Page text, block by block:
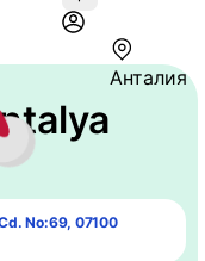
Анталия
No:69, 07100